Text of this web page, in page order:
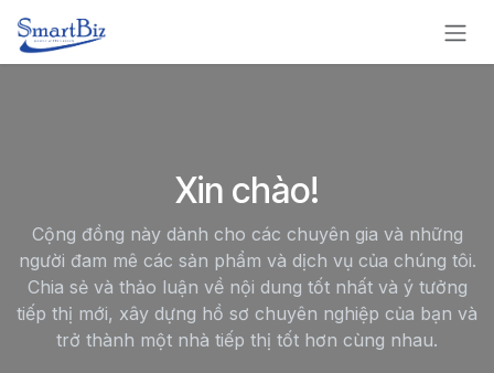
Bỏ qua để đến Nội dung
Xin chào!
Cộng đồng này dành cho các chuyên gia và những
người đam mê các sản phẩm và dịch vụ của chúng tôi.
Chia sẻ và thảo luận về nội dung tốt nhất và ý tưởng
tiếp thị mới, xây dựng hồ sơ chuyên nghiệp của bạn và
trở thành một nhà tiếp thị tốt hơn cùng nhau.